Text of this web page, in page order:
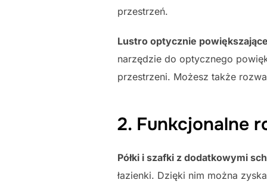
przestrzeń.
Lustro optycznie
narzędzie do optycznego
przestrzeni. Możesz także
2. Funkcjonalne
Półki i szafki z dodatkowymi
łazienki. Dzięki nim można